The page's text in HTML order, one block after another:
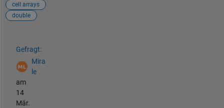
cell arrays
double
Gefragt:
Mira
le
am
14
Mär.